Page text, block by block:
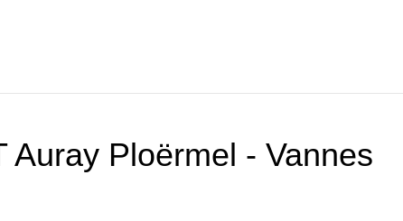
Auray Ploërmel - Vannes